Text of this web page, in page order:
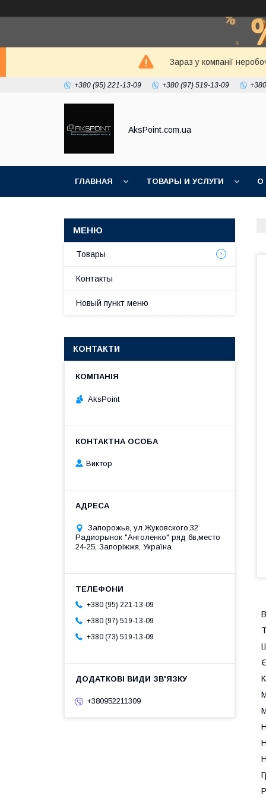
Зараз у компанії
+380 (95) 221-13-09 +380 (97) 519-13-09
AksPoint.com.ua
ГЛАВНАЯ ТОВАРЫ И УСЛУГИ О
Товары
Контакты
Новый пункт меню
КОНТАКТИ
AksPoint
Виктор
Запорожье, ул.Жуковского,32
Радиорынок "Анголенко" ряд 6в,место
24-25, Запоріжжя, Україна
+380 (95) 221-13-09
+380 (97) 519-13-09
+380 (73) 519-13-09
+380952211309